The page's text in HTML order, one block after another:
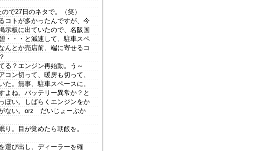
で27日のネタで。（笑）
コトが多かったんですが、今
示板に出ていたので、名阪国
・・・と減速して、駐車スペ
んとか売店前、端に寄せるコ
る？エンジン再始動。う～
ン切って、暖房も切って、
。無事、駐車スペースに。
ね。バッテリー異常か？と
ぽい。しばらくエンジンをか
ない。orz だいじょーぶか
。目が覚めたら朝飯を。
運び出し、ディーラーを確